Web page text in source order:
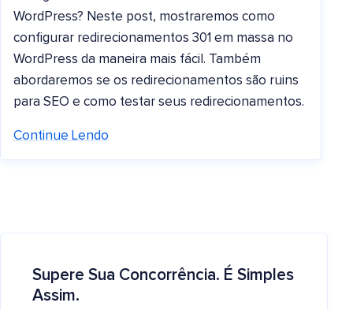
WordPress? Neste post, mostraremos como
configurar redirecionamentos 301 em massa no
WordPress da maneira mais fácil. Também
abordaremos se os redirecionamentos são ruins
para SEO e como testar seus redirecionamentos.
Continue Lendo
Supere Sua Concorrência. É Simples
Assim.